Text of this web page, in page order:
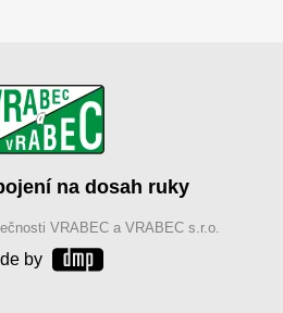
na dosah ruky
VRABEC a VRABEC s.r.o.
by